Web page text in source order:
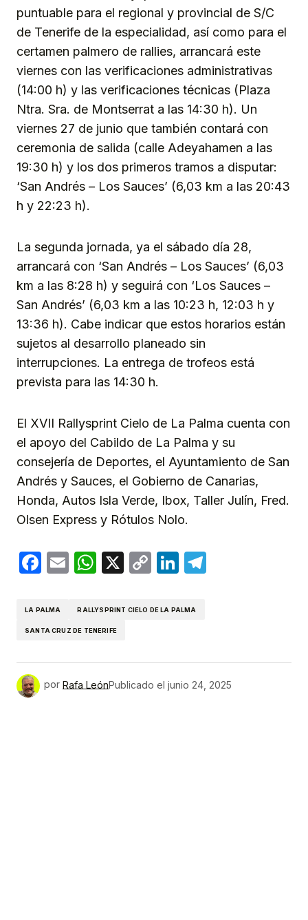
puntuable para el regional y provincial de S/C
de Tenerife de la especialidad, así como para el
certamen palmero de rallies, arrancará este
viernes con las verificaciones administrativas
(14:00 h) y las verificaciones técnicas (Plaza
Ntra. Sra. de Montserrat a las 14:30 h). Un
viernes 27 de junio que también contará con
ceremonia de salida (calle Adeyahamen a las
19:30 h) y los dos primeros tramos a disputar:
‘San Andrés – Los Sauces’ (6,03 km a las 20:43
h y 22:23 h).
La segunda jornada, ya el sábado día 28,
arrancará con ‘San Andrés – Los Sauces’ (6,03
km a las 8:28 h) y seguirá con ‘Los Sauces –
San Andrés’ (6,03 km a las 10:23 h, 12:03 h y
13:36 h). Cabe indicar que estos horarios están
sujetos al desarrollo planeado sin
interrupciones. La entrega de trofeos está
prevista para las 14:30 h.
El XVII Rallysprint Cielo de La Palma cuenta con
el apoyo del Cabildo de La Palma y su
consejería de Deportes, el Ayuntamiento de San
Andrés y Sauces, el Gobierno de Canarias,
Honda, Autos Isla Verde, Ibox, Taller Julín, Fred.
Olsen Express y Rótulos Nolo.
Facebook
EmailWhatsApp
X
CopyLinkedIn
LA PALMA RALLYSPRINT CIELO DE LA PALMA
SANTA CRUZ DE TENERIFE
por Rafa LeónPublicado el junio 24, 2025